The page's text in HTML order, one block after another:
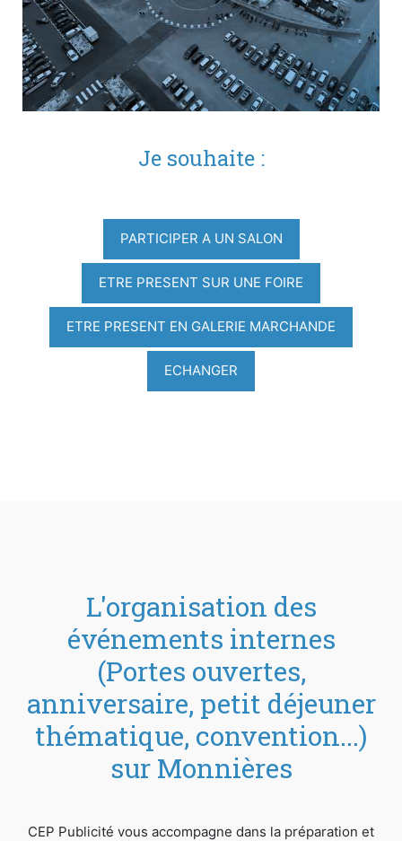
Je souhaite :
PARTICIPER A UN SALON
ETRE PRESENT SUR UNE FOIRE
ETRE PRESENT EN GALERIE MARCHANDE
ECHANGER
L'organisation des
événements internes
(Portes ouvertes,
anniversaire, petit déjeuner
thématique, convention...)
sur Monnières
CEP Publicité vous accompagne dans la préparation et